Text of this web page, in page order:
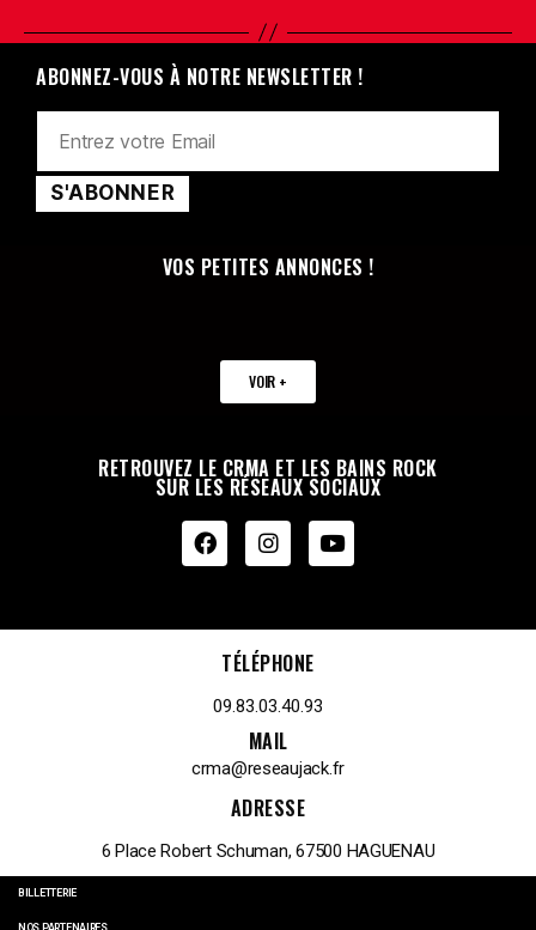
ABONNEZ-VOUS À NOTRE NEWSLETTER !
VOS PETITES ANNONCES !
VOIR +
RETROUVEZ LE CRMA ET LES BAINS ROCK
SUR LES RÉSEAUX SOCIAUX
TÉLÉPHONE
09.83.03.40.93
MAIL
crma@reseaujack.fr
ADRESSE
6 Place Robert Schuman, 67500 HAGUENAU
BILLETTERIE
NOS PARTENAIRES